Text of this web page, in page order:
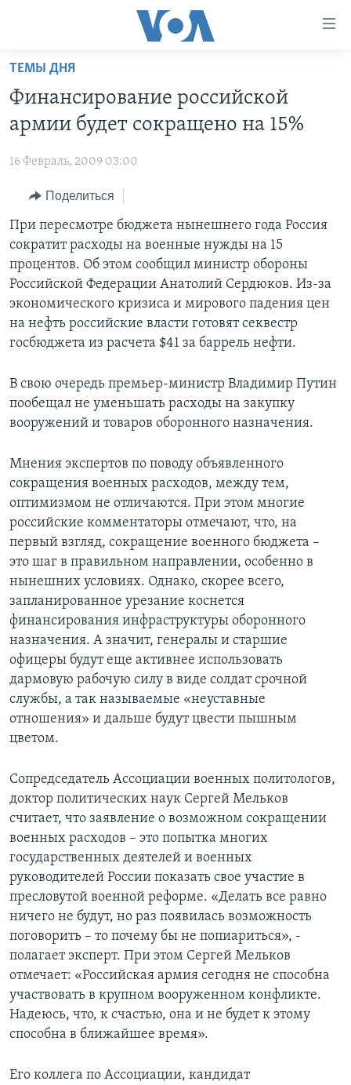
Перейти
основной
контент
Перейти
навигации
Перейти
поиск
ПРОГРАММЫ
НОВОСТИ ЗА МИНУТУ
ИТОГИ
ПОЧЕМУ ЭТО ВАЖНО?
ДИСКУССИЯ VOA
ДЕТАЛИ
НЬЮ-ЙОРК NEW YORK
АМЕРИКА. БОЛЬШОЕ ПУТЕШЕСТВИЕ
ПРОЕКТЫ
УЧИМ АНГЛИЙСКИЙ
НАША АМЕРИКАНСКАЯ ИСТОРИЯ
А КАК В АМЕРИКЕ?
АРТЕФАКТЫ
АМЕРИКАНСКИЕ ГОРОДКИ
ТЕСТЫ
ЭКСПЕРТИЗА
ИНТЕРВЬЮ
ФАКТЫ ПРОТИВ ФЕЙКОВ
ЗА СВОБОДУ ПРЕССЫ
УЧИМ АНГЛИЙСКИЙ
ВИДЕО
ПОДПИСКА НА НОВОСТИ
Learning English
СОЦИАЛЬНЫЕ СЕТИ
Языки
ТЕМЫ ДНЯ
Финансирование российской
армии будет сокращено на 15%
16 Февраль, 2009 03:00
Поделиться
При пересмотре бюджета нынешнего года Россия
сократит расходы на военные нужды на 15
процентов. Об этом сообщил министр обороны
Российской Федерации Анатолий Сердюков. Из-за
экономического кризиса и мирового падения цен
на нефть российские власти готовят секвестр
госбюджета из расчета $41 за баррель нефти.
В свою очередь премьер-министр Владимир Путин
пообещал не уменьшать расходы на закупку
вооружений и товаров оборонного назначения.
Мнения экспертов по поводу объявленного
сокращения военных расходов, между тем,
оптимизмом не отличаются. При этом многие
российские комментаторы отмечают, что, на
первый взгляд, сокращение военного бюджета –
это шаг в правильном направлении, особенно в
нынешних условиях. Однако, скорее всего,
запланированное урезание коснется
финансирования инфраструктуры оборонного
назначения. А значит, генералы и старшие
офицеры будут еще активнее использовать
дармовую рабочую силу в виде солдат срочной
службы, а так называемые «неуставные
отношения» и дальше будут цвести пышным
цветом.
Сопредседатель Ассоциации военных политологов,
доктор политических наук Сергей Мельков
считает, что заявление о возможном сокращении
военных расходов – это попытка многих
государственных деятелей и военных
руководителей России показать свое участие в
пресловутой военной реформе. «Делать все равно
ничего не будут, но раз появилась возможность
поговорить – то почему бы не попиариться», -
полагает эксперт. При этом Сергей Мельков
отмечает: «Российская армия сегодня не способна
участвовать в крупном вооруженном конфликте.
Надеюсь, что, к счастью, она и не будет к этому
способна в ближайшее время».
Его коллега по Ассоциации, кандидат